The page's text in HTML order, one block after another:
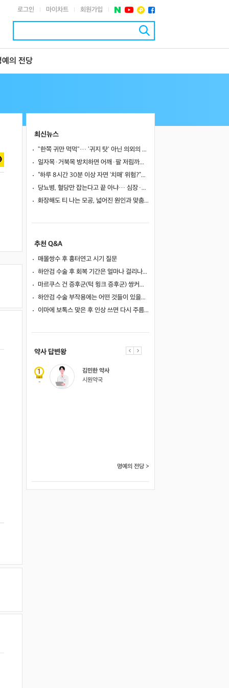
로그인 마이차트 회원가입
예의 전당
최신뉴스
"한쪽 귀만 먹먹"… '귀지 탓' 아닌 의외의 원인 4가지
일자목·거북목 방치하면 어깨·팔 저림까지…초기 관리가 중요한 이유
“하루 8시간 30분 이상 자면 ‘치매’ 위험?”… 혈액 속 알츠하이머 단백질 늘었다
당뇨병, 혈당만 잡는다고 끝 아냐… 심장·신장·발 건강 관리까지 챙겨야
화장해도 티 나는 모공, 넓어진 원인과 맞춤 치료법
추천 Q&A
매몰쌍수 후 흉터연고 시기 질문
하안검 수술 후 회복 기간은 얼마나 걸리나요?
마르쿠스 건 증후군(턱 윙크 증후군) 쌍커풀 수술 가능 여부
하안검 수술 부작용에는 어떤 것들이 있을까요?
이마에 보톡스 맞은 후 인상 쓰면 다시 주름이 생길까요?
의사 답변왕
-
홍인표 전문의
닥터홍가정의학과의원
명예의 전당 >